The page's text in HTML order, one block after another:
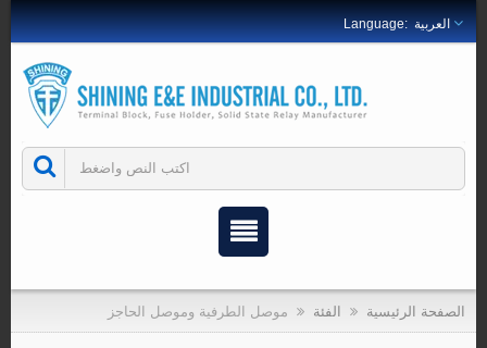
العربية
الصفحة الرئيسية الفئة موصل الطرفية وموصل الحاجز